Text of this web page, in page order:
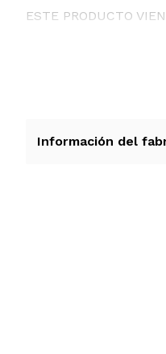
ESTE PRODUCTO
Información del